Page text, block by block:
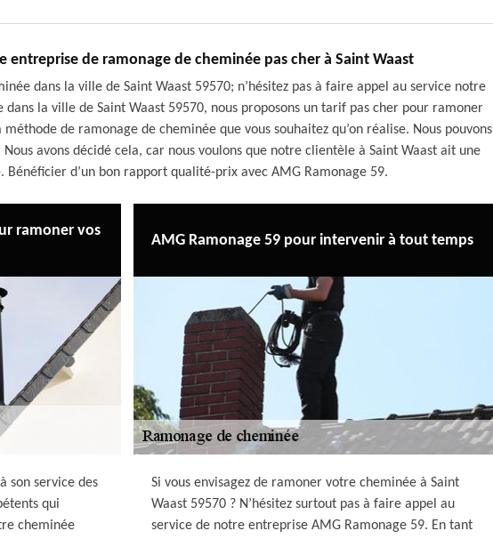
entreprise de ramonage de cheminée pas cher à Saint Waast
dans la ville de Saint Waast 59570; n’hésitez pas à faire appel au service notre
la ville de Saint Waast 59570, nous proposons un tarif pas cher pour ramoner
de ramonage de cheminée que vous souhaitez qu’on réalise. Nous pouvons
avons décidé cela, car nous voulons que notre clientèle à Saint Waast ait une
d’un bon rapport qualité-prix avec AMG Ramonage 59.
ramoner vos
son service des
qui
cheminée
AMG Ramonage 59 pour intervenir à tout temps
Si vous envisagez de ramoner votre cheminée à Saint
Waast 59570 ? N’hésitez surtout pas à faire appel au
service de notre entreprise AMG Ramonage 59. En tant